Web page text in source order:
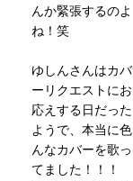
んか緊張するのよ
ね！笑
ゆしんさんはカバ
ーリクエストにお
応えする日だった
ようで、本当に色
んなカバーを歌っ
てました！！！